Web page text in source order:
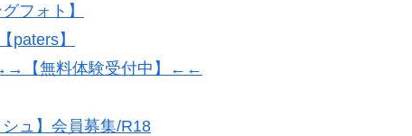
フォト】
paters】
【無料体験受付中】←←
ュ】会員募集/R18